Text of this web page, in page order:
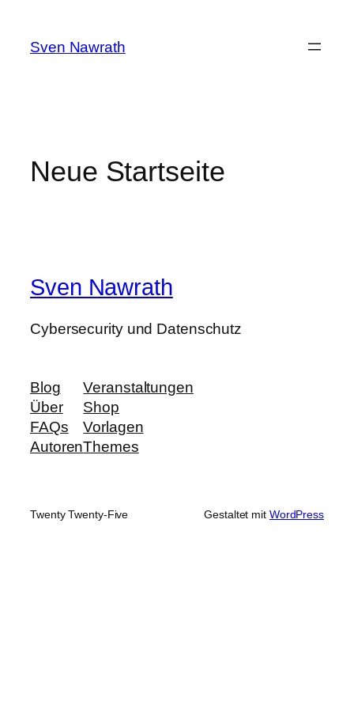
springen
Sven Nawrath
Neue Startseite
Sven Nawrath
Cybersecurity und Datenschutz
Blog
Über
FAQs
Autoren
Veranstaltungen
Shop
Vorlagen
Themes
Twenty Twenty-Five Gestaltet mit WordPress